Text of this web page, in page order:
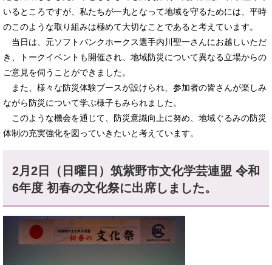
いるところですが、私たちが一丸となって地域を守るためには、平時
のこのような取り組みは極めて大切なことであると考えています。
当日は、元ソフトバンクホークス選手内川聖一さんにお越しいただ
き、トークイベントも開催され、地域防災について異なる立場からの
ご意見を伺うことができました。
また、様々な防災体験ブースが設けられ、参加者の皆さんが楽しみ
ながら防災について学ぶ様子もみられました。
このような機会を通じて、防災意識向上に努め、地域ぐるみの防災
体制の充実強化を図っていきたいと考えています。
2月2日（日曜日）筑紫野市文化学芸連盟 令和
6年度 初春の文化祭に出席しました。